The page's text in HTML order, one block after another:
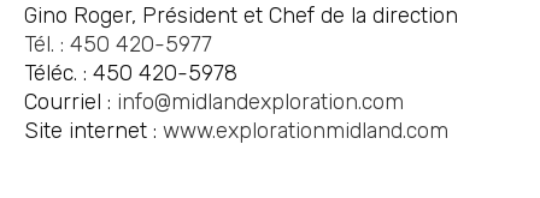
Gino Roger, Président et Chef de la direction
Tél. : 450 420-5977
Téléc. : 450 420-5978
Courriel : info@midlandexploration.com
Site internet : www.explorationmidland.com